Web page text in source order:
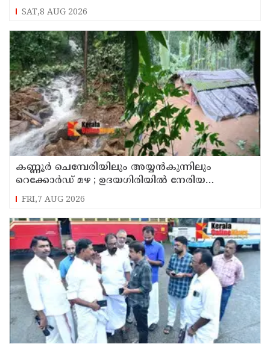
SAT,8 AUG 2026
കണ്ണൂർ ചെമ്പേരിയിലും അയ്യൻകുന്നിലും
റെക്കോർഡ് മഴ ; ഉദയഗിരിയിൽ നേരിയ
ഉരുൾപൊട്ടൽ; 13 പേരെ ക്യാമ്പിലേക്ക് മാറ്റി
FRI,7 AUG 2026